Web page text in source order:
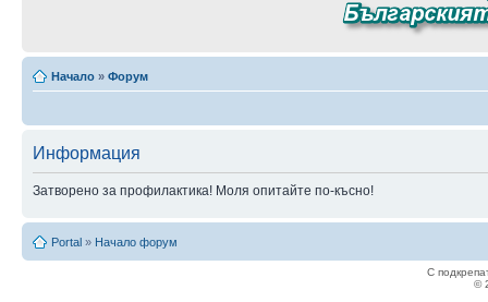
Начало » Форум
Информация
Затворено за профилактика! Моля опитайте по-късно!
Portal » Начало форум
С
©